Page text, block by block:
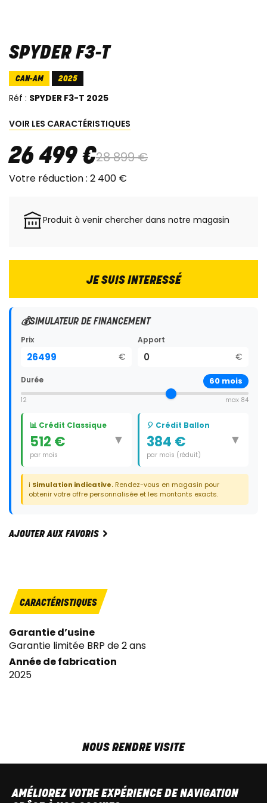
SPYDER F3-T
CAN-AM 2025
Réf : SPYDER F3-T 2025
VOIR LES CARACTÉRISTIQUES
26 499€28 899€
Votre réduction : 2 400 €
Produit à venir chercher dans notre magasin
JE SUIS INTERESSÉ
💰SIMULATEUR DE FINANCEMENT
Prix
€
Apport
€
Durée 60 mois
12 max 84
📊 Crédit Classique
512 €
par mois
▼
Durée: 60 mois
🎈 Crédit Ballon
384 €
par mois (réduit)
▼
Durée:
59 mois
Dernier paiement: 9 275 €
ℹ️ Simulation indicative. Rendez-vous en magasin pour
obtenir votre offre personnalisée et les montants exacts.
AJOUTER AUX FAVORIS
CARACTÉRISTIQUES
Garantie d’usine
Garantie limitée BRP de 2 ans
Année de fabrication
2025
NOUS RENDRE VISITE
SAM9h00 - 13h30
AMÉLIOREZ VOTRE EXPÉRIENCE DE NAVIGATION